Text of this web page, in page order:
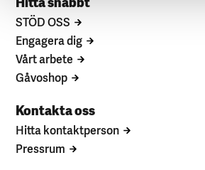
STÖD OSS
Engagera dig
Vårt arbete
Gåvoshop
Kontakta oss
Hitta kontaktperson
Pressrum